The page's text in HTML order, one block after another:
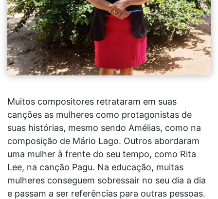
Muitos compositores retrataram em suas
canções as mulheres como protagonistas de
suas histórias, mesmo sendo Amélias, como na
composição de Mário Lago. Outros abordaram
uma mulher à frente do seu tempo, como Rita
Lee, na canção Pagu. Na educação, muitas
mulheres conseguem sobressair no seu dia a dia
e passam a ser referências para outras pessoas.